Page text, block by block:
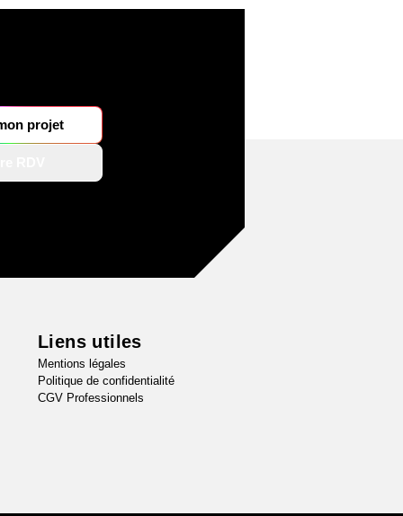
projet
Liens utiles
Mentions légales
Politique de confidentialité
CGV Professionnels